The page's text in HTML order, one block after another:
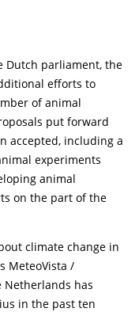
Dutch parliament, the
efforts to
of animal
put forward
accepted, including a
experiments
animal
on the part of the
climate change in
MeteoVista /
has
in the past ten